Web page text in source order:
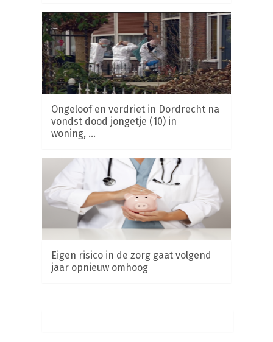
Ongeloof en verdriet in Dordrecht na
vondst dood jongetje (10) in
woning, …
Eigen risico in de zorg gaat volgend
jaar opnieuw omhoog